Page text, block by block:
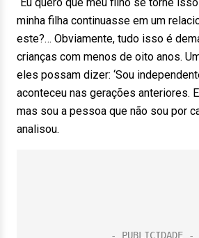
minha filha continuasse em um
este?… Obviamente, tudo isso é
crianças com menos de oito anos.
eles possam dizer: ‘Sou
aconteceu nas gerações anteriores.
mas sou a pessoa que não sou por
analisou.